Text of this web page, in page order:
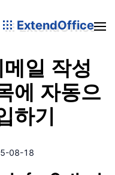
ExtendOffice
일 작성
에 자동으
하기
08-18